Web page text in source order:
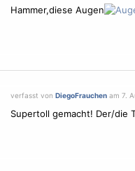
Hammer,diese Augen
verfasst von DiegoFrauchenam 7.
Supertoll gemacht! Der/die